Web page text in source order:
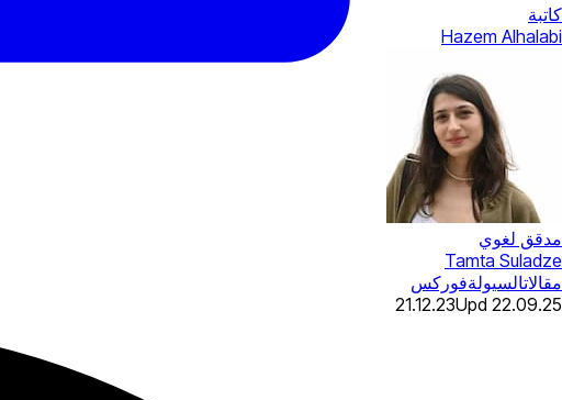
كاتبة
Hazem Alhalabi
مدقق لغوي
Tamta Suladze
مقالاتالسيولةفوركس
21.12.23Upd 22.09.25